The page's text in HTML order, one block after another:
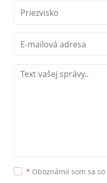
* Oboznámil som sa so